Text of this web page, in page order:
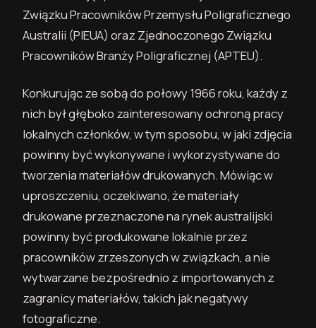
Związku Pracowników Przemysłu Poligraficznego
Australii (PIEUA) oraz Zjednoczonego Związku
Pracowników Branży Poligraficznej (APTEU).
Konkurując ze sobą do połowy 1966 roku, każdy z
nich był głęboko zainteresowany ochroną pracy
lokalnych członków, w tym sposobu, w jaki zdjęcia
powinny być wykonywane i wykorzystywane do
tworzenia materiałów drukowanych. Mówiąc w
uproszczeniu, oczekiwano, że materiały
drukowane przeznaczone na rynek australijski
powinny być produkowane lokalnie przez
pracowników zrzeszonych w związkach, a nie
wytwarzane bezpośrednio z importowanych z
zagranicy materiałów, takich jak negatywy
fotograficzne.